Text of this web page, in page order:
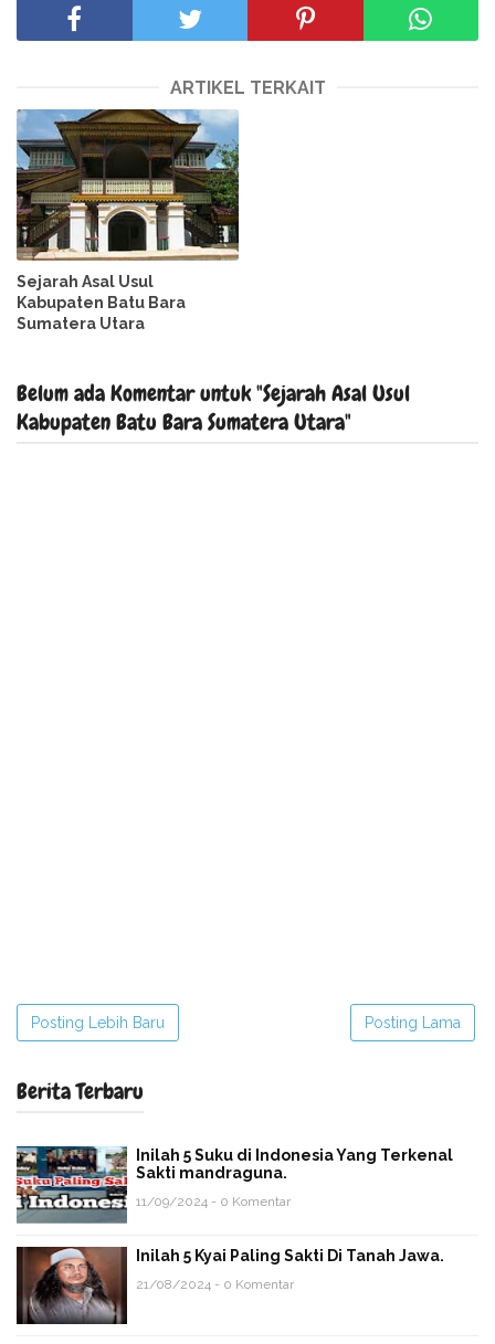
ARTIKEL TERKAIT
Sejarah Asal Usul
Kabupaten Batu Bara
Sumatera Utara
Belum ada Komentar untuk "Sejarah Asal Usul
Kabupaten Batu Bara Sumatera Utara"
Posting Lebih Baru Posting Lama
Berita Terbaru
Inilah 5 Suku di Indonesia Yang Terkenal
Sakti mandraguna.
11/09/2024 - 0 Komentar
Inilah 5 Kyai Paling Sakti Di Tanah Jawa.
21/08/2024 - 0 Komentar